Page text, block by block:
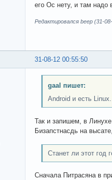
его Ос нету, и там надо
Редактировался beep (31-
31-08-12 00:55:50
gaal пишет:
Android и есть Linux.
Так и запишем, в
Бизапстнасдь на
Станет ли этот год
Сначала Питрасяна в